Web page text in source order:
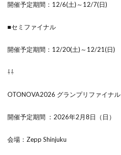
開催予定期間：12/6(土)～12/7(日)
■セミファイナル
開催予定期間：12/20(土)～12/21(日)
⇩⇩
OTONOVA2026 グランプリファイナル
開催予定期間 ：2026年2月8日（日）
会場：Zepp Shinjuku